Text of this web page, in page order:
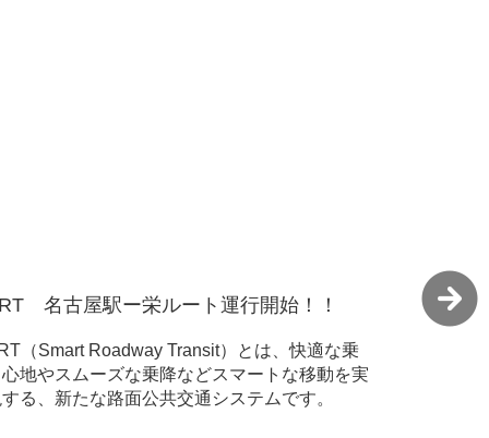
敷美観地区まち歩ききっぷのご案内
・倉敷を満喫するなら、おトクなまち歩きき
が便利！詳しくはこちら
ナガシ